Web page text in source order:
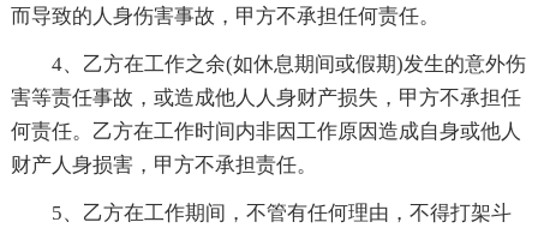
而导致的人身伤害事故，甲方不承担任何责任。
4、乙方在工作之余(如休息期间或假期)发生的意外伤
害等责任事故，或造成他人人身财产损失，甲方不承担任
何责任。乙方在工作时间内非因工作原因造成自身或他人
财产人身损害，甲方不承担责任。
5、乙方在工作期间，不管有任何理由，不得打架斗